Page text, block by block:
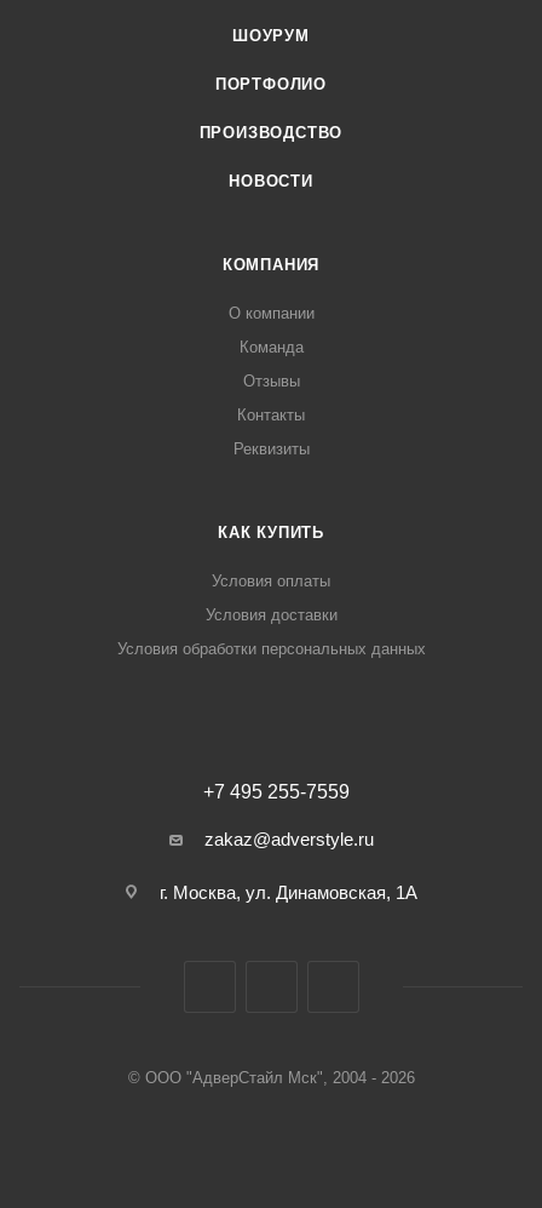
ШОУРУМ
ПОРТФОЛИО
ПРОИЗВОДСТВО
НОВОСТИ
КОМПАНИЯ
О компании
Команда
Отзывы
Контакты
Реквизиты
КАК КУПИТЬ
Условия оплаты
Условия доставки
Условия обработки персональных данных
+7 495 255-7559
zakaz@adverstyle.ru
г. Москва, ул. Динамовская, 1А
© ООО "АдверСтайл Мск", 2004 - 2026